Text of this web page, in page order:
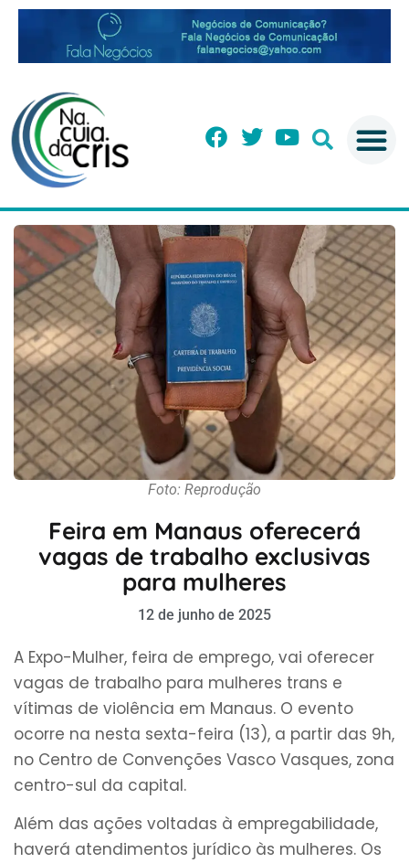
Foto: Reprodução
Feira em Manaus oferecerá
vagas de trabalho exclusivas
para mulheres
12 de junho de 2025
A Expo-Mulher, feira de emprego, vai oferecer
vagas de trabalho para mulheres trans e
vítimas de violência em Manaus. O evento
ocorre na nesta sexta-feira (13), a partir das 9h,
no Centro de Convenções Vasco Vasques, zona
centro-sul da capital.
Além das ações voltadas à empregabilidade,
haverá atendimentos jurídico às mulheres. Os